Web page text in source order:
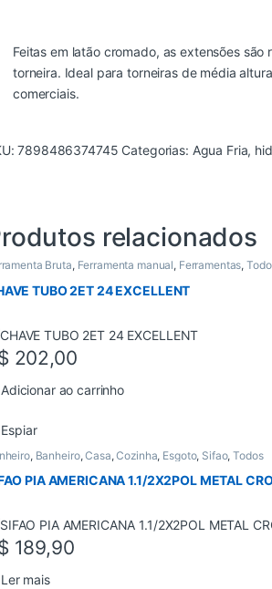
Feitas em latão cromado, as extensões
torneira. Ideal para torneiras de média
comerciais.
7898486374745 Categorias: Agua Fria,
relacionados
Bruta, Ferramenta manual, Ferramentas,
TUBO 2ET 24 EXCELLENT
202,00
Adicionar ao carrinho
Espiar
, Banheiro,Casa,Cozinha, Esgoto, Sifao,Todos
PIA AMERICANA 1.1/2X2POL METAL
189,90
Ler mais